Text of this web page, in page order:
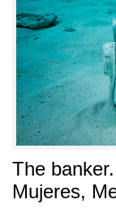
The
Mujeres,